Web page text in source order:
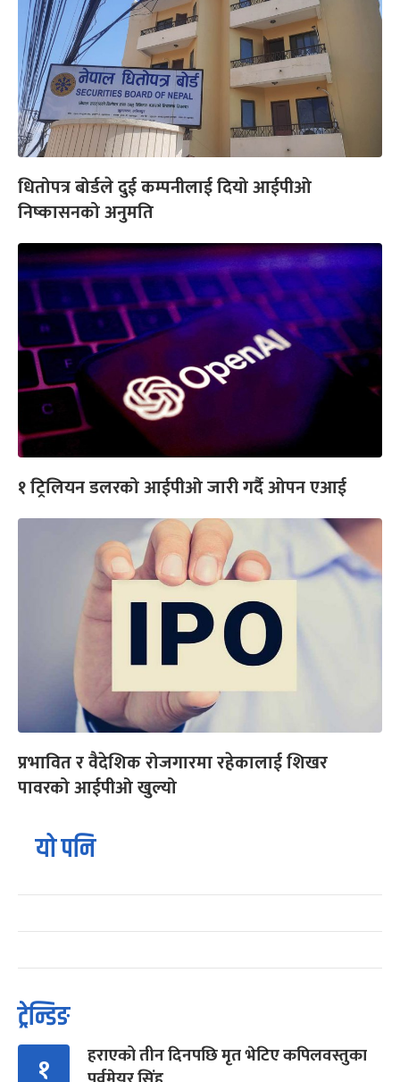
धितोपत्र बोर्डले दुई कम्पनीलाई दियो आईपीओ
निष्कासनको अनुमति
१ ट्रिलियन डलरको आईपीओ जारी गर्दै ओपन एआई
प्रभावित र वैदेशिक रोजगारमा रहेकालाई शिखर
पावरको आईपीओ खुल्यो
यो पनि
ट्रेन्डिङ
१
हराएको तीन दिनपछि मृत भेटिए कपिलवस्तुका